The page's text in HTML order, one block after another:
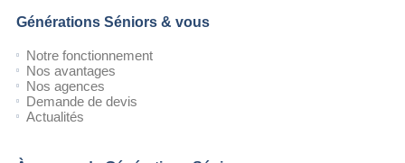
Générations Séniors & vous
Notre fonctionnement
Nos avantages
Nos agences
Demande de devis
Actualités